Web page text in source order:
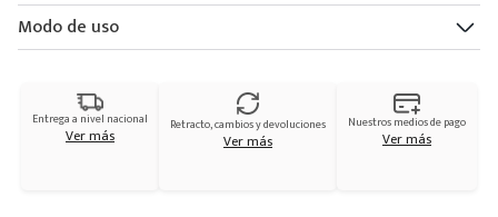
Modo de uso
Entrega a nivel nacional
Ver más Retracto, cambios y devoluciones
Ver más
Nuestros medios de pago
Ver más